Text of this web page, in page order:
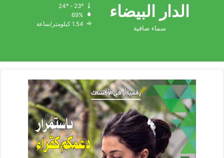
الدار البيضاء
سماء صافية
69%
1.54 كيلومتر/ساعة